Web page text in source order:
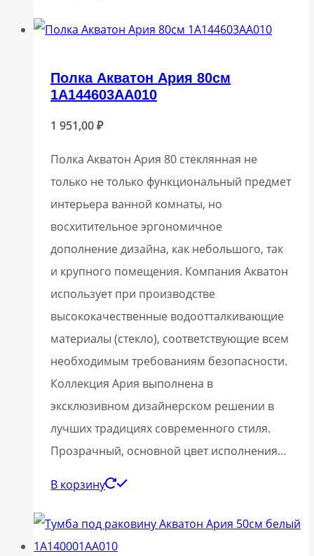
Полка Акватон Ария 80см
1A144603AA010
1 951,00₽
Полка Акватон Ария 80 стеклянная не
только не только функциональный предмет
интерьера ванной комнаты, но
восхитительное эргономичное
дополнение дизайна, как небольшого, так
и крупного помещения. Компания Акватон
использует при производстве
высококачественные водоотталкивающие
материалы (стекло), соответствующие всем
необходимым требованиям безопасности.
Коллекция Ария выполнена в
эксклюзивном дизайнерском решении в
лучших традициях современного стиля.
Прозрачный, основной цвет исполнения…
В корзину